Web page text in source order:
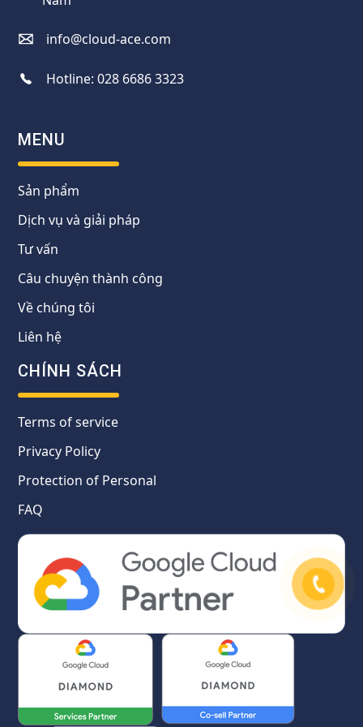
info@cloud-ace.com
Hotline:028 6686 3323
MENU
Sản phẩm
Dịch vụ và giải pháp
Tư vấn
Câu chuyện thành công
Về chúng tôi
Liên hệ
CHÍNH SÁCH
Terms of service
Privacy Policy
Protection of Personal
FAQ